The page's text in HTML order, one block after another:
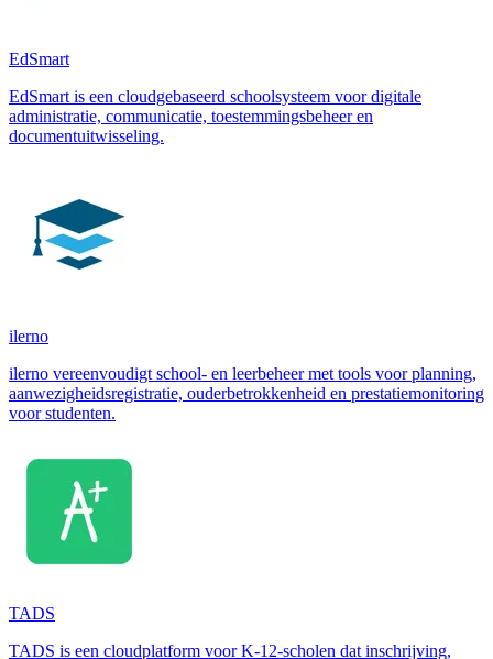
EdSmart
EdSmart is een cloudgebaseerd schoolsysteem voor digitale
administratie, communicatie, toestemmingsbeheer en
documentuitwisseling.
ilerno
ilerno vereenvoudigt school- en leerbeheer met tools voor planning,
aanwezigheidsregistratie, ouderbetrokkenheid en prestatiemonitoring
voor studenten.
TADS
TADS is een cloudplatform voor K-12-scholen dat inschrijving,